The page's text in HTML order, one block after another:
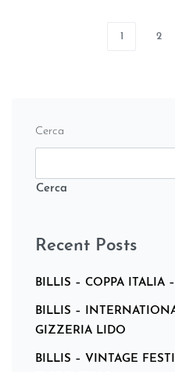
1 2
Cerca
Cerca
Recent Posts
BILLIS – COPPA ITALIA
BILLIS –
GIZZERIA LIDO
BILLIS – VINTAGE